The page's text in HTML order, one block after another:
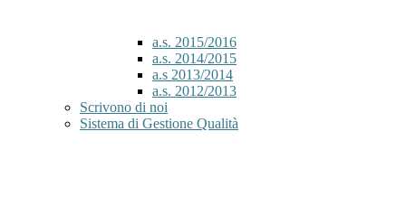
a.s. 2015/2016
a.s. 2014/2015
a.s 2013/2014
a.s. 2012/2013
Scrivono di noi
Sistema di Gestione Qualità